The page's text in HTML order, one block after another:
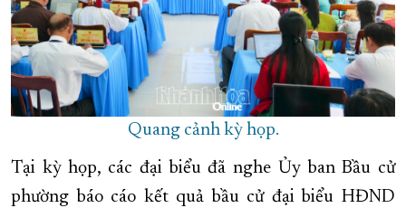
Quang cảnh kỳ họp.
Tại kỳ họp, các đại biểu đã nghe Ủy ban Bầu cử
phường báo cáo kết quả bầu cử đại biểu HĐND